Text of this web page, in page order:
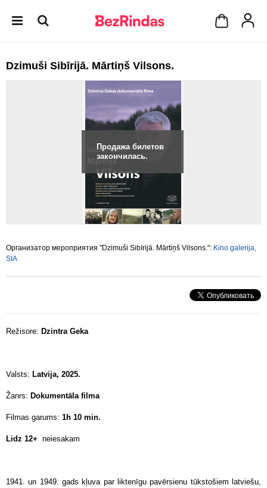
Dzimuši Sibīrijā. Mārtiņš Vilsons.
Продажа билетов
закончилась.
Организатор мероприятия "Dzimuši Sibīrijā. Mārtiņš Vilsons.": Kino galerija,
SIA
Režisore: Dzintra Geka
Valsts: Latvija, 2025.
Žanrs: Dokumentāla filma
Filmas garums: 1h 10 min.
Lidz 12+ neiesakam
1941. un 1949. gads kļuva par liktenīgu pavērsienu tūkstošiem latviešu,